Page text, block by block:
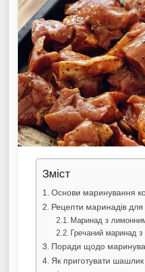
Зміст
Основи маринування
Рецепти маринадів
Маринад з
Гречаний маринад з
Поради щодо
Як приготувати